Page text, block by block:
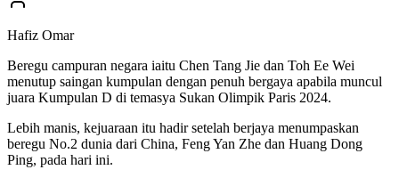
Hafiz Omar
Beregu campuran negara iaitu Chen Tang Jie dan Toh Ee Wei
menutup saingan kumpulan dengan penuh bergaya apabila muncul
juara Kumpulan D di temasya Sukan Olimpik Paris 2024.
Lebih manis, kejuaraan itu hadir setelah berjaya menumpaskan
beregu No.2 dunia dari China, Feng Yan Zhe dan Huang Dong
Ping, pada hari ini.